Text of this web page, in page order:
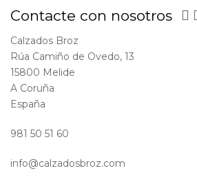
Contacte con nosotros 
Calzados Broz
Rúa Camiño de Ovedo, 13
15800 Melide
A Coruña
España
981 50 51 60
info@calzadosbroz.com